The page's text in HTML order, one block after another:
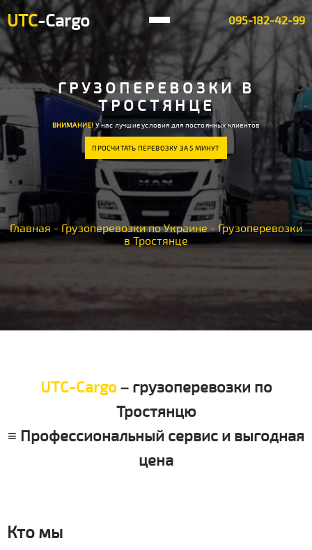
UTC-Cargo 095-182-42-99
ГРУЗОПЕРЕВОЗКИ В
ТРОСТЯНЦЕ
ВНИМАНИЕ!У нас лучшие условия для постоянных клиентов
ПРОСЧИТАТЬ ПЕРЕВОЗКУ ЗА 5 МИНУТ
Главная - Грузоперевозки по Украине -Грузоперевозки
в Тростянце
UTC-Cargo– грузоперевозки по
Тростянцю
≡ Профессиональный сервис и выгодная
цена
Кто мы